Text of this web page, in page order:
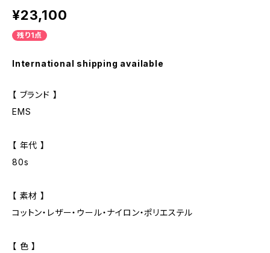
¥23,100
残り1点
International shipping available
【 ブランド 】
EMS
【 年代 】
80s
【 素材 】
コットン・レザー・ウール・ナイロン・ポリエステル
【 色 】